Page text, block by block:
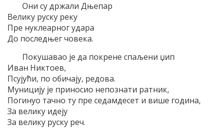
Они су држали Дњепар
Велику руску реку
Пре нуклеарног удара
До последњег човека.
Покушавао је да покрене спаљени џип
Иван Никтоев,
Псујући, по обичају, редова.
Муницију је приносио непознати ратник,
Погинуо тачно ту пре седамдесет и више година,
За велику идеју
За велику руску реч.